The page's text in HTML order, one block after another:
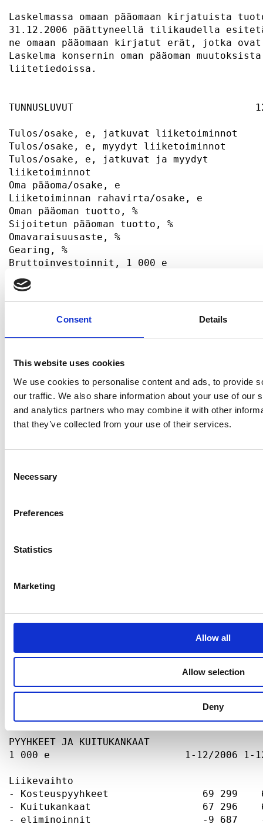
Consent Details
This website uses cookies
We use cookies to personalise content and ads, to provide
our traffic. We also share information about your use of our
and analytics partners who may combine it with other
that they’ve collected from your use of their services.
Selection
Necessary
Preferences
Statistics
Marketing
Allow all
Allow selection
Deny